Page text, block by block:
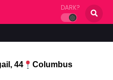
DARK?
44 Columbus